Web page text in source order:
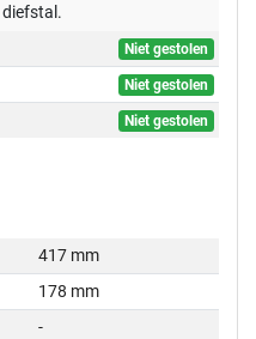
diefstal.
Niet gestolen
Niet gestolen
Niet gestolen
417 mm
178 mm
-